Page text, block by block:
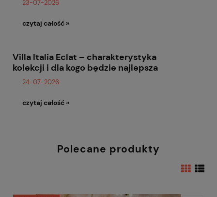
23-07-2026
czytaj całość »
Villa Italia Eclat – charakterystyka
kolekcji i dla kogo będzie najlepsza
24-07-2026
czytaj całość »
Polecane produkty